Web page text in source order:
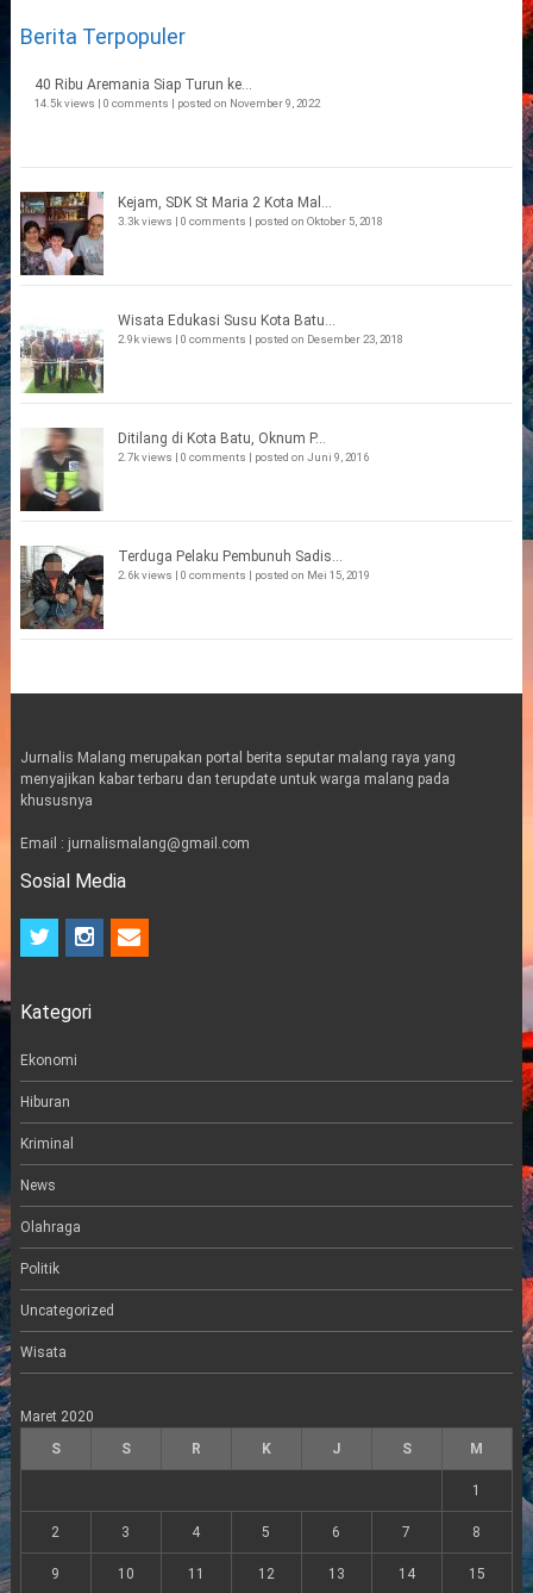
Berita Terpopuler
40 Ribu Aremania Siap Turun ke...
14.5k views | 0 comments | posted on November 9, 2022
Kejam, SDK St Maria 2 Kota Mal...
3.3k views | 0 comments | posted on Oktober 5, 2018
Wisata Edukasi Susu Kota Batu...
2.9k views | 0 comments | posted on Desember 23, 2018
Ditilang di Kota Batu, Oknum P...
2.7k views | 0 comments | posted on Juni 9, 2016
Terduga Pelaku Pembunuh Sadis...
2.6k views | 0 comments | posted on Mei 15, 2019
Jurnalis Malang merupakan portal berita seputar malang raya yang
menyajikan kabar terbaru dan terupdate untuk warga malang pada
khususnya
Email : jurnalismalang@gmail.com
Sosial Media
t
t
r
i
n
a
e
m
Kategori
Ekonomi
Hiburan
Kriminal
News
Olahraga
Politik
Uncategorized
Wisata
Maret 2020
S
S R K J S M
1
2 3 4 5 6 7 8
9 10 11 12 13 14 15